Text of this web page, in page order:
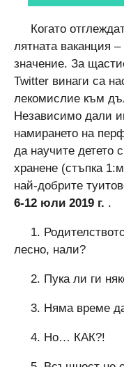
Когато
лятната ваканция
значение. За
Twitter винаги са
лекомислие към
Независимо дали
намирането на
да научите детето
хранене (стъпка
най-добрите
6-12 юли 2019 г. .
1.
лесно, нали?
2. Пука ли ги
3. Няма време
4. Но… КАК?!